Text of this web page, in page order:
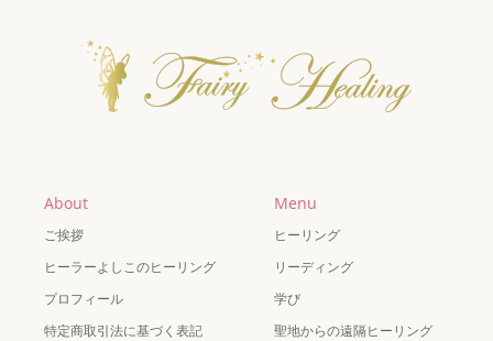
About
ご挨拶
ヒーラーよしこのヒーリング
プロフィール
特定商取引法に基づく表記
Menu
ヒーリング
リーディング
学び
聖地からの遠隔ヒーリング